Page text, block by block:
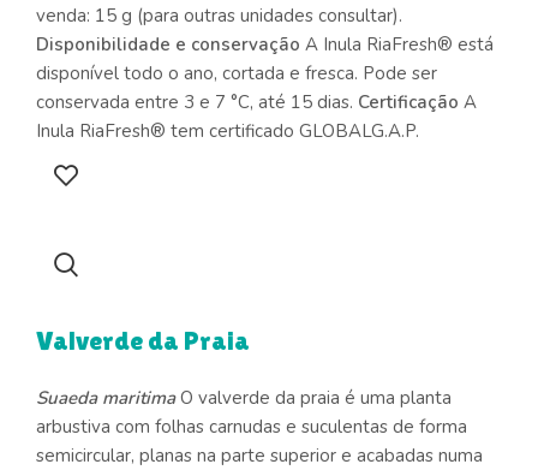
venda: 15 g (para outras unidades consultar).
Disponibilidade e conservação A Inula RiaFresh® está
disponível todo o ano, cortada e fresca. Pode ser
conservada entre 3 e 7 °C, até 15 dias. Certificação A
Inula RiaFresh® tem certificado GLOBALG.A.P.
Valverde da Praia
Suaeda maritimaO valverde da praia é uma planta
arbustiva com folhas carnudas e suculentas de forma
semicircular, planas na parte superior e acabadas numa